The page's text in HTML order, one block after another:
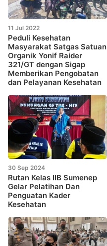
11 Jul 2022
Peduli Kesehatan
Masyarakat Satgas Satuan
Organik Yonif Raider
321/GT dengan Sigap
Memberikan Pengobatan
dan Pelayanan Kesehatan
30 Sep 2024
Rutan Kelas IIB Sumenep
Gelar Pelatihan Dan
Penguatan Kader
Kesehatan